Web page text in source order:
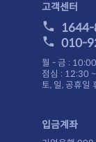
고객센터
010-
월 - 금 :
점심 : 12:30
토, 일, 공휴일
입금계좌